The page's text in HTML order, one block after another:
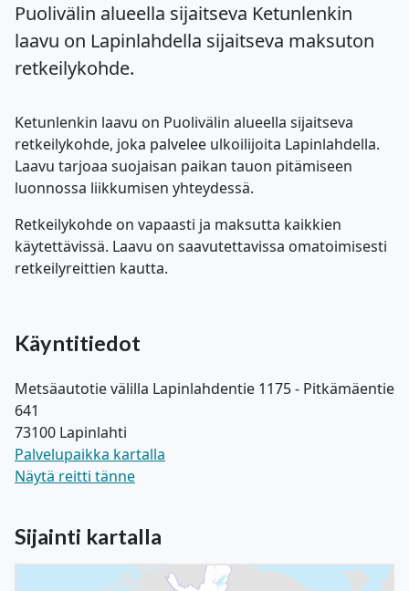
Verkkoasiointi
Puolivälin alueella sijaitseva Ketunlenkin
laavu on Lapinlahdella sijaitseva maksuton
retkeilykohde.
Ketunlenkin laavu on Puolivälin alueella sijaitseva
retkeilykohde, joka palvelee ulkoilijoita Lapinlahdella.
Laavu tarjoaa suojaisan paikan tauon pitämiseen
luonnossa liikkumisen yhteydessä.
Retkeilykohde on vapaasti ja maksutta kaikkien
käytettävissä. Laavu on saavutettavissa omatoimisesti
retkeilyreittien kautta.
Käyntitiedot
Metsäautotie välilla Lapinlahdentie 1175 - Pitkämäentie
641
73100 Lapinlahti
Palvelupaikka kartalla
Näytä reitti tänne
Sijainti kartalla